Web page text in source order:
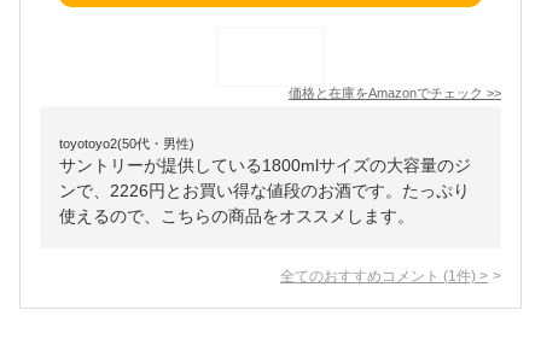
価格と在庫をAmazonでチェック >>
toyotoyo2(50代・男性)
サントリーが提供している1800mlサイズの大容量のジ
ンで、2226円とお買い得な値段のお酒です。たっぷり
使えるので、こちらの商品をオススメします。
全てのおすすめコメント (1 件) >